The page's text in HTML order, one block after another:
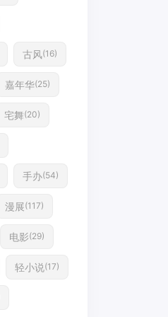
古风(16)
嘉年华(25)
宅舞(20)
手办(54)
漫展(117)
电影(29)
轻小说(17)